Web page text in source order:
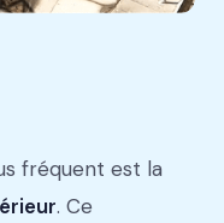
fréquent est la
. Ce